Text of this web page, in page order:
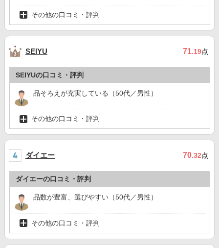
その他の口コミ・評判
SEIYU 71.19点
SEIYUの口コミ・評判
品そろえが充実している（50代／男性）
その他の口コミ・評判
ダイエー 70.32点
ダイエーの口コミ・評判
品数が豊富、選びやすい（50代／男性）
その他の口コミ・評判